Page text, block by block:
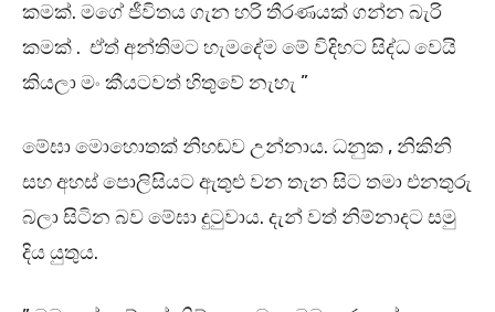
කමක්. මගේ ජීවිතය ගැන හරි තීරණයක් ගන්න බැරි
කමක් . ඒත් අන්තිමට හැමදේම මේ විදිහට සිද්ධ වෙයි
කියලා මං කීයටවත් හිතුවේ නැහැ ”
මේඝා මොහොතක් නිහඬව උන්නාය. ධනුක , නිකිනි
සහ අහස් පොලිසියට ඇතුළු වන තැන සිට තමා එනතුරු
බලා සිටින බව මේඝා දුටුවාය. දැන් වත් නිම්නාදට සමු
දිය යුතුය.